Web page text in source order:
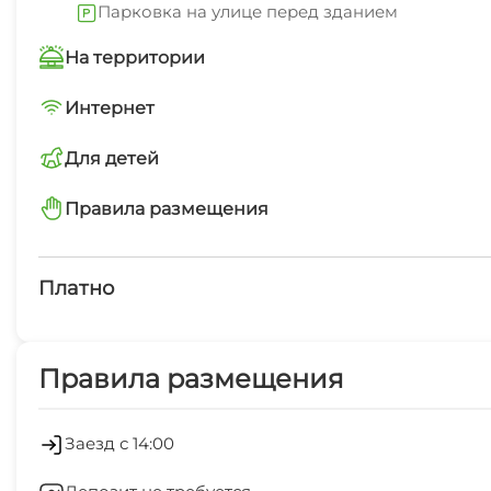
Парковка на улице перед зданием
На территории
Трансфер платно
Маршруты для пеших прогулок
Интернет
Wi-Fi интернет на всей территории
Для детей
Принимаем гостей с детьми любого возраста
Правила размещения
запрещено курить в помещениях
Платно
Обслуживание номеров
Холодильник
Правила размещения
Заезд с 14:00